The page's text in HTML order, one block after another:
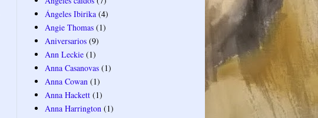
Ángeles Ibirika (4)
Angie Thomas (1)
Aniversarios (9)
Ann Leckie (1)
Anna Casanovas (1)
Anna Cowan (1)
Anna Hackett (1)
Anna Harrington (1)